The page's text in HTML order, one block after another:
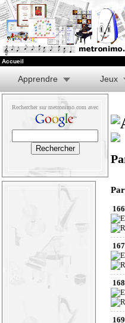
Accueil
Apprendre Jeux
Rechercher sur metronimo.com avec